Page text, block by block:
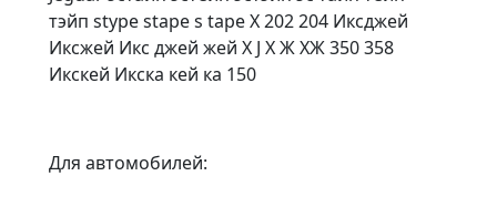
тэйп stype stape s tape X 202 204 Иксджей
Иксжей Икс джей жей X J Х Ж ХЖ 350 358
Икскей Икска кей ка 150
Для автомобилей: